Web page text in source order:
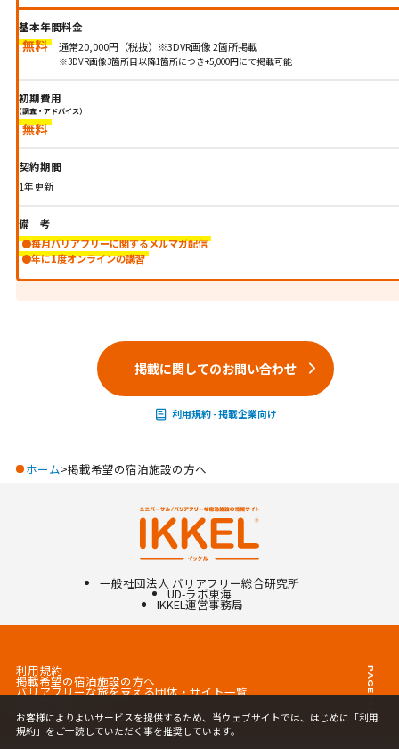
基本年間料金
無料 通常20,000円（税抜）※3DVR画像 2箇所掲載
※3DVR画像3箇所目以降1箇所につき+5,000円にて掲載可能
初期費用
（調査・アドバイス）
無料
契約期間
1年更新
備考
●毎月バリアフリーに関するメルマガ配信
●年に1度オンラインの講習
掲載に関してのお問い合わせ
利用規約 - 掲載企業向け
ホーム 掲載希望の宿泊施設の方へ
一般社団法人 バリアフリー総合研究所
UD-ラボ東海
IKKEL 運営事務局
利用規約
掲載希望の宿泊施設の方へ
バリアフリーな旅を支える団体・サイト一覧
プライバシーポリシー PAGETOP
お客様によりよいサービスを提供するため、当ウェブサイトでは、はじめに「利用
規約」をご一読していただく事を推奨しています。